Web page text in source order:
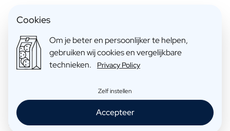
Wat is een Gender Reveal?
Een gender reveal is een feest of evenement waarbij de
aanstaande ouders het geslacht van hun ongeboren baby
onthullen aan vrienden en familie. Deze onthulling kan op
een ballon gevuld met blauwe of roze confetti, tot het
snijden van een taart met een blauwe of roze binnenkant.
Het is een moment van vreugde en opwinding, waarbij de
Cookies
Om je beter en persoonlijker te helpen,
gebruiken wij cookies en vergelijkbare
technieken.
Privacy Policy
Zelf instellen
Accepteer